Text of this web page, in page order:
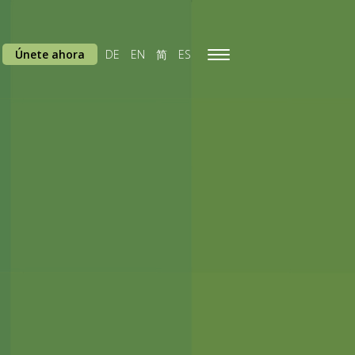
Toggle
Únete ahora DE EN 简 ES